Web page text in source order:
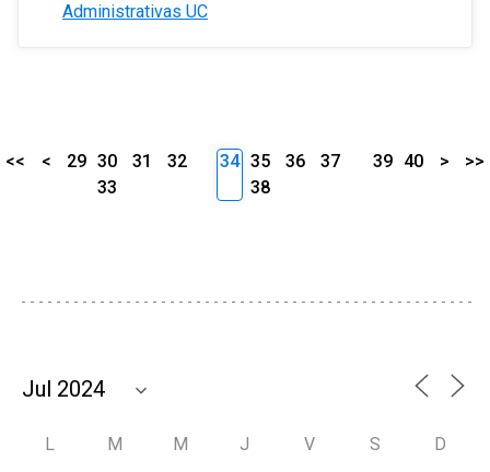
Administrativas UC
<< < 29 30 31
32
33
34 35 36
37
38
39 40 > >>
L M M J V S D